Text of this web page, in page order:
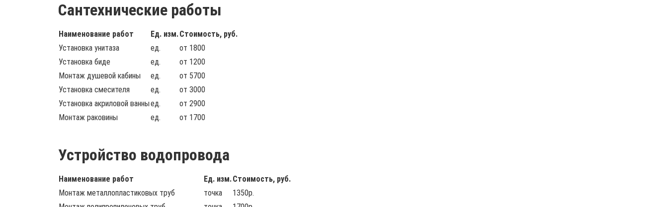
Сантехнические работы
Наименование работ Ед. изм.Стоимость, руб.
Установка унитаза
ед.
от 1800
Установка биде
ед.
от 1200
Монтаж душевой кабины
ед.
от 5700
Установка смесителя
ед.
от 3000
Установка акриловой ванныед.
от 2900
Монтаж раковины
ед. от 1700
Устройство водопровода
Наименование работ Ед. изм.Стоимость, руб.
Монтаж металлопластиковых труб
точка
1350р.